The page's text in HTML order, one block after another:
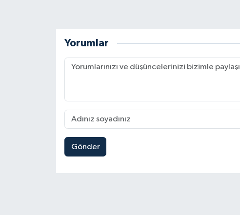
Yorumlar
Gönder